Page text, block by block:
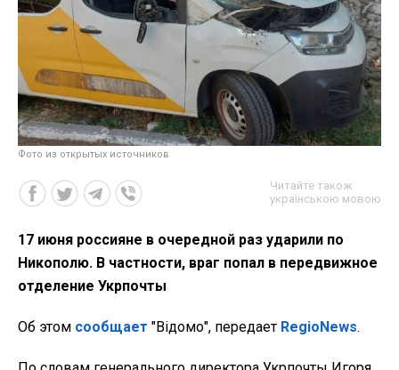
Фото из открытых источников
Читайте також
українською мовою
17 июня россияне в очередной раз ударили по
Никополю. В частности, враг попал в передвижное
отделение Укрпочты
Об этом сообщает "Відомо", передает RegioNews.